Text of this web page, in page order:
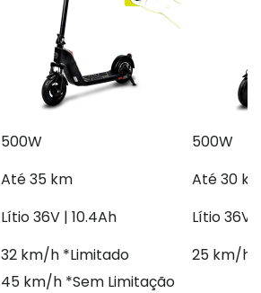
500W
500W
Até 35 km
Até 30
Lítio 36V | 10.4Ah
Lítio 36V
32 km/h *Limitado
45 km/h *Sem Limitação
25 km/h